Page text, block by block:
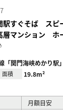
駅すぐそば スピ
層マンション ホ
「関門海峡めかり駅」
面積 19.8m²
月額目安